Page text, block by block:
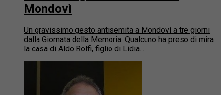
Mondovì
Un gravissimo gesto antisemita a Mondovì a tre giorni
dalla Giornata della Memoria. Qualcuno ha preso di mira
la casa di Aldo Rolfi, figlio di Lidia...